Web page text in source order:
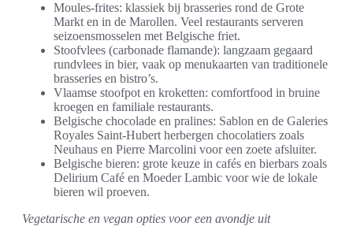
Moules-frites: klassiek bij brasseries rond de Grote
Markt en in de Marollen. Veel restaurants serveren
seizoensmosselen met Belgische friet.
Stoofvlees (carbonade flamande): langzaam gegaard
rundvlees in bier, vaak op menukaarten van traditionele
brasseries en bistro’s.
Vlaamse stoofpot en kroketten: comfortfood in bruine
kroegen en familiale restaurants.
Belgische chocolade en pralines: Sablon en de Galeries
Royales Saint-Hubert herbergen chocolatiers zoals
Neuhaus en Pierre Marcolini voor een zoete afsluiter.
Belgische bieren: grote keuze in cafés en bierbars zoals
Delirium Café en Moeder Lambic voor wie de lokale
bieren wil proeven.
Vegetarische en vegan opties voor een avondje uit